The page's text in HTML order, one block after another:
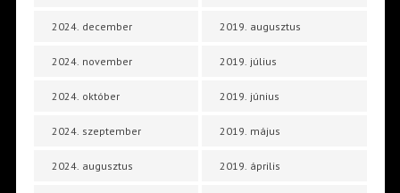
2024. december
2024. november
2024. október
2024. szeptember
2024. augusztus
2019. augusztus
2019. július
2019. június
2019. május
2019. április